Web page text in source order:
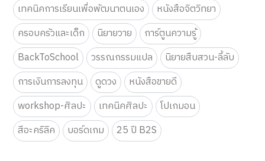
เทคนิคการเรียนเพื่อพัฒนาตนเอง
หนังสือจิตวิทยา
ครอบครัวและเด็ก
นิยายวาย
การ์ตูนความรู้
BackToSchool
วรรณกรรมแปล
นิยายสืบสวน-ลี้ลับ
การเงินการลงทุน
ดูดวง
หนังสือขายดี
workshop-ศิลปะ
เทคนิคศิลปะ
โปเกมอน
สีอะคริลิค
บอร์ดเกม 25 ปี B2S